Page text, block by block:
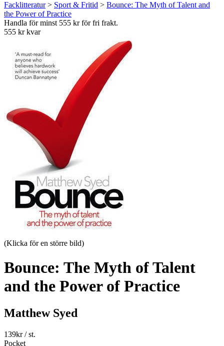
Facklitteratur> Sport & Fritid > Bounce: The Myth of Talent and
the Power of Practice
Handla för minst 555 kr för fri frakt.
555 kr kvar
(Klicka för en större bild)
Bounce: The Myth of Talent
and the Power of Practice
Matthew Syed
139kr/ st.
Pocket